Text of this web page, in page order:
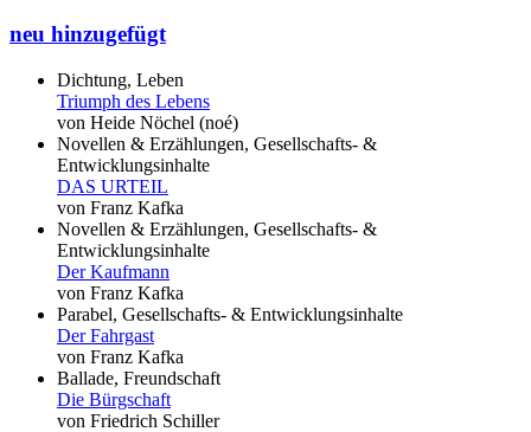
neu hinzugefügt
Dichtung, Leben
Triumph des Lebens
von Heide Nöchel (noé)
Novellen & Erzählungen, Gesellschafts- &
Entwicklungsinhalte
DAS URTEIL
von Franz Kafka
Novellen & Erzählungen, Gesellschafts- &
Entwicklungsinhalte
Der Kaufmann
von Franz Kafka
Parabel, Gesellschafts- & Entwicklungsinhalte
Der Fahrgast
von Franz Kafka
Ballade, Freundschaft
Die Bürgschaft
von Friedrich Schiller